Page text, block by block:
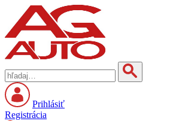
Prihlásiť
Registrácia